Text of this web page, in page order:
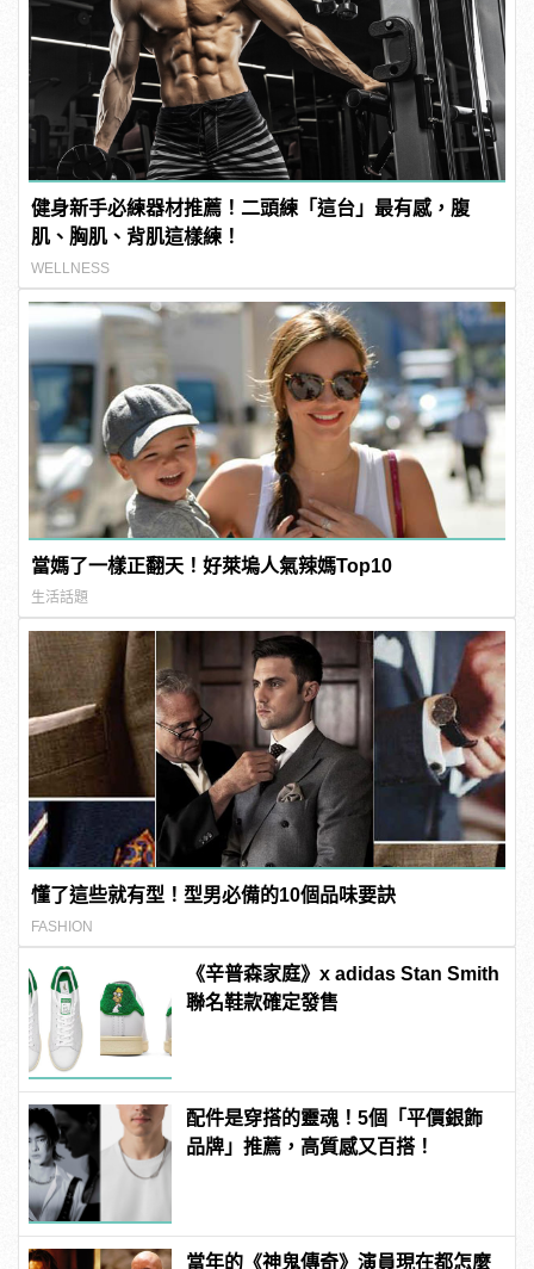
健身新手必練器材推薦！二頭練「這台」最有感，腹
肌、胸肌、背肌這樣練！
WELLNESS
當媽了一樣正翻天！好萊塢人氣辣媽Top10
生活話題
懂了這些就有型！型男必備的10個品味要訣
FASHION
《辛普森家庭》x adidas Stan Smith
聯名鞋款確定發售
配件是穿搭的靈魂！5個「平價銀飾
品牌」推薦，高質感又百搭！
當年的《神鬼傳奇》演員現在都怎麼